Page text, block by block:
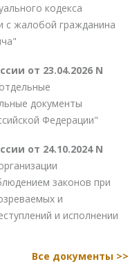
кодекса
с жалобой гражданина
от 23.04.2026 N
документы
Федерации"
от 24.10.2024 N
законов при
и
и исполнении
Все документы >>